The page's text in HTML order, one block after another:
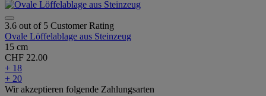
3.6 out of 5 Customer Rating
Ovale Löffelablage aus Steinzeug
15 cm
CHF 22.00
+ 18
+ 20
Wir akzeptieren folgende Zahlungsarten